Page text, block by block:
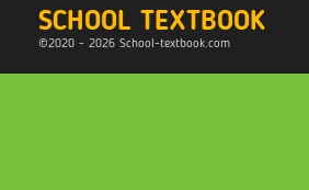
SCHOOL TEXTBOOK
©2020 - 2026 School-textbook.com